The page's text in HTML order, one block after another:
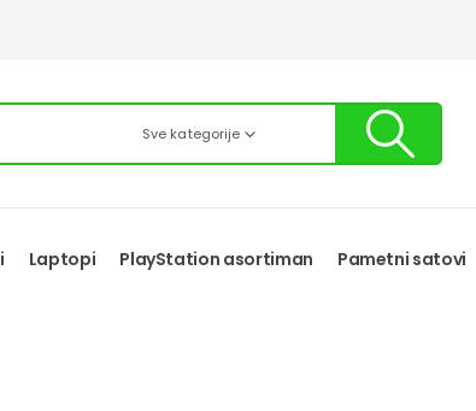
Sve kategorije
Laptopi PlayStation asortiman Pametni satovi